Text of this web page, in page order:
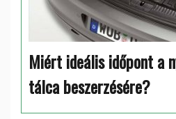
Miért ideális időpont a
tálca beszerzésére?